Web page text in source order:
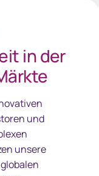
in der
und
unsere